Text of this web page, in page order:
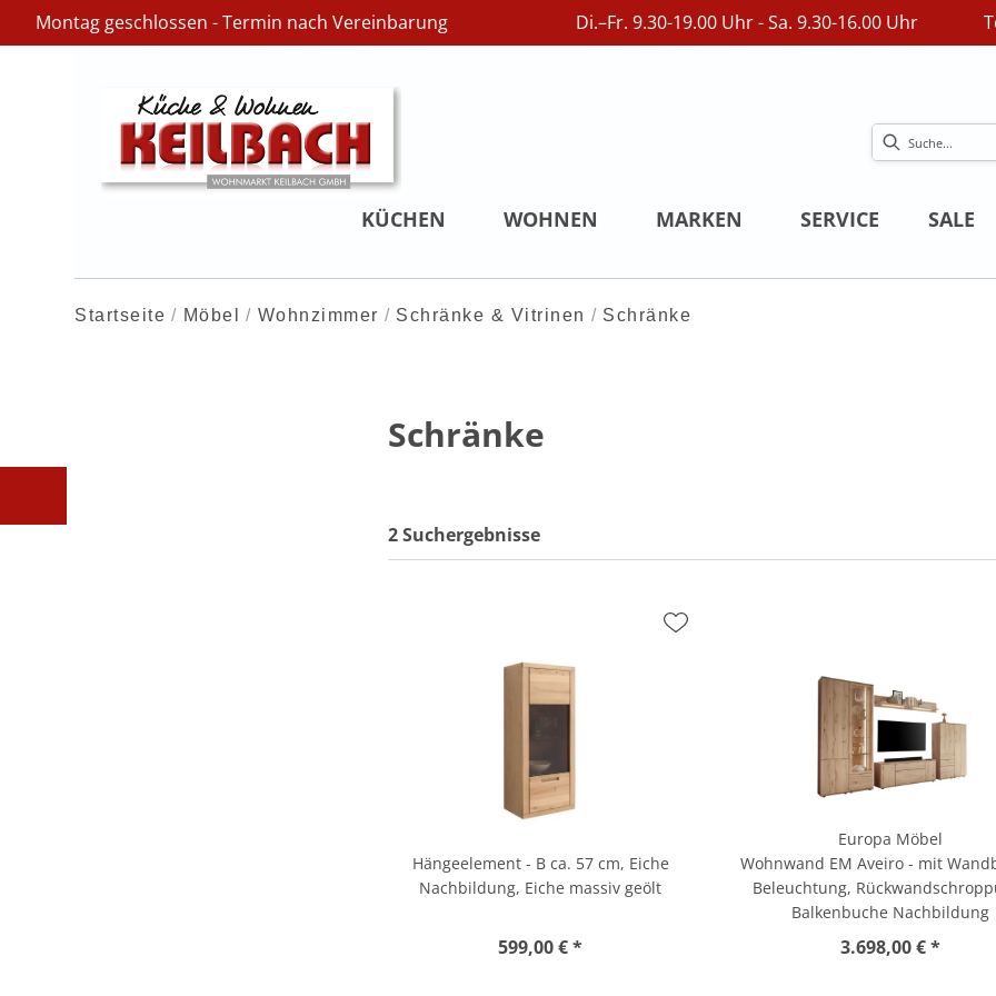
Montag geschlossen - Termin nach Vereinbarung Di.–Fr. 9.30-19.00 Uhr - Sa. 9.30-16.00 Uhr
KÜCHEN WOHNEN MARKEN SERVICE SALE
Startseite Möbel Wohnzimmer Schränke & Vitrinen Schränke
Schränke
2 Suchergebnisse
Hängeelement - B ca. 57 cm, Eiche
Nachbildung, Eiche massiv geölt
599,00 € *
Europa Möbel
Wohnwand EM Aveiro - mit
Beleuchtung,
Balkenbuche Nachbildung
3.698,00 € *